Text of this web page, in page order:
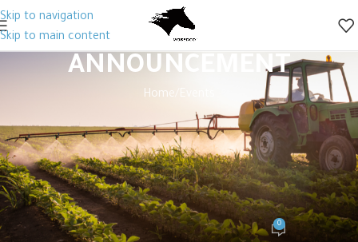
Skip to navigation
Skip to main content
ANNOUNCEMENT
Home
MOBEDCO NEWS,NEWS
مبيدكو تستقبل وزير الصناعة والتجارة
والتموين في زيارة رسمية لمدينة
الحسن الصناعية
mobedco EditorOn August 6, 2025
0